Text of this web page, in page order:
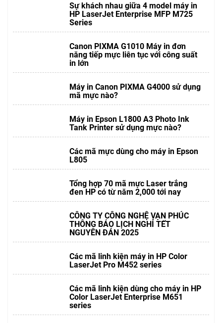
Sự khách nhau giữa 4 model máy in
HP LaserJet Enterprise MFP M725
Series
Canon PIXMA G1010 Máy in đơn
năng tiếp mực liên tục với công suất
in lớn
Máy in Canon PIXMA G4000 sử dụng
mã mực nào?
Máy in Epson L1800 A3 Photo Ink
Tank Printer sử dụng mực nào?
Các mã mực dùng cho máy in Epson
L805
Tổng hợp 70 mã mực Laser trắng
đen HP có từ năm 2,000 tới nay
CÔNG TY CÔNG NGHỆ VẠN PHÚC
THÔNG BÁO LỊCH NGHỈ TẾT
NGUYÊN ĐÁN 2025
Các mã linh kiện máy in HP Color
LaserJet Pro M452 series
Các mã linh kiện dùng cho máy in HP
Color LaserJet Enterprise M651
series